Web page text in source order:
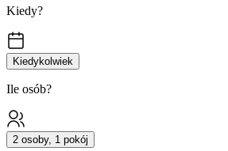
Kiedy?
Kiedykolwiek
Ile osób?
2 osoby, 1 pokój